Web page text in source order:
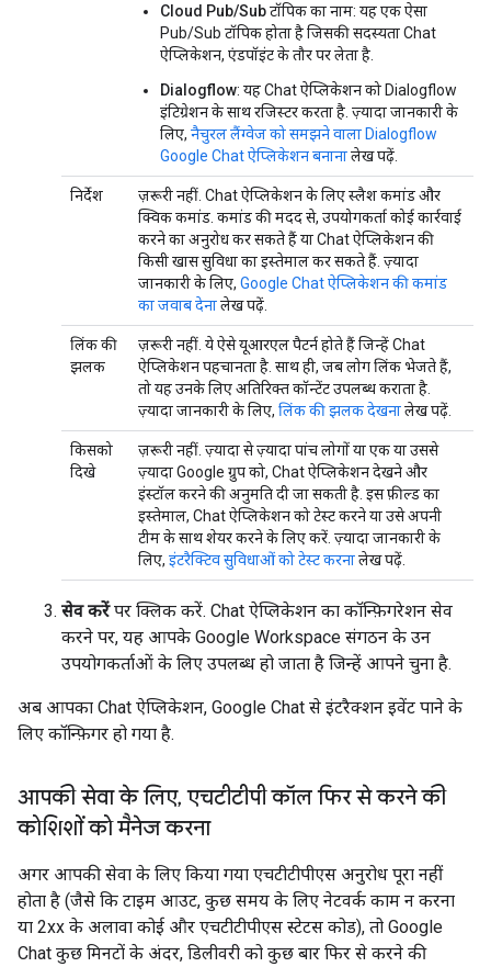
Cloud Pub/Sub टॉपिक का नाम: यह एक ऐसा
Pub/Sub टॉपिक होता है जिसकी सदस्यता Chat
ऐप्लिकेशन, एंडपॉइंट के तौर पर लेता है.
Dialogflow: यह Chat ऐप्लिकेशन को Dialogflow
इंटिग्रेशन के साथ रजिस्टर करता है. ज़्यादा जानकारी के
लिए, नैचुरल लैंग्वेज को समझने वाला Dialogflow
Google Chat ऐप्लिकेशन बनानालेख पढ़ें.
निर्देश
ज़रूरी नहीं. Chat ऐप्लिकेशन के लिए स्लैश कमांड और
क्विक कमांड. कमांड की मदद से, उपयोगकर्ता कोई कार्रवाई
करने का अनुरोध कर सकते हैं या Chat ऐप्लिकेशन की
किसी खास सुविधा का इस्तेमाल कर सकते हैं. ज़्यादा
जानकारी के लिए, Google Chat ऐप्लिकेशन की कमांड
का जवाब देनालेख पढ़ें.
लिंक की
झलक
ज़रूरी नहीं. ये ऐसे यूआरएल पैटर्न होते हैं जिन्हें Chat
ऐप्लिकेशन पहचानता है. साथ ही, जब लोग लिंक भेजते हैं,
तो यह उनके लिए अतिरिक्त कॉन्टेंट उपलब्ध कराता है.
ज़्यादा जानकारी के लिए, लिंक की झलक देखनालेख पढ़ें.
किसको
दिखे
ज़रूरी नहीं. ज़्यादा से ज़्यादा पांच लोगों या एक या उससे
ज़्यादा Google ग्रुप को, Chat ऐप्लिकेशन देखने और
इंस्टॉल करने की अनुमति दी जा सकती है. इस फ़ील्ड का
इस्तेमाल, Chat ऐप्लिकेशन को टेस्ट करने या उसे अपनी
टीम के साथ शेयर करने के लिए करें. ज़्यादा जानकारी के
लिए, इंटरैक्टिव सुविधाओं को टेस्ट करनालेख पढ़ें.
सेव करेंपर क्लिक करें. Chat ऐप्लिकेशन का कॉन्फ़िगरेशन सेव
करने पर, यह आपके Google Workspace संगठन के उन
उपयोगकर्ताओं के लिए उपलब्ध हो जाता है जिन्हें आपने चुना है.
अब आपका Chat ऐप्लिकेशन, Google Chat से इंटरैक्शन इवेंट पाने के
लिए कॉन्फ़िगर हो गया है.
आपकी सेवा के लिए, एचटीटीपी कॉल फिर से करने की
कोशिशों को मैनेज करना
अगर आपकी सेवा के लिए किया गया एचटीटीपीएस अनुरोध पूरा नहीं
होता है (जैसे कि टाइम आउट, कुछ समय के लिए नेटवर्क काम न करना
या 2xx के अलावा कोई और एचटीटीपीएस स्टेटस कोड), तो Google
Chat कुछ मिनटों के अंदर, डिलीवरी को कुछ बार फिर से करने की